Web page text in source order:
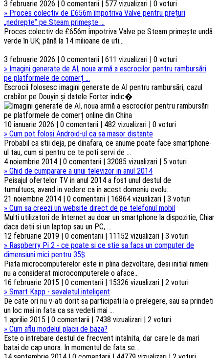
3 februarie 2026 | 0 comentarii | 577 vizualizari | 0 voturi
» Proces colectiv de £656m împotriva Valve pentru prețuri
„nedrepte” pe Steam primește ...
Proces colectiv de £656m împotriva Valve pe Steam primește undă
verde în UK; până la 14 milioane de uti...
3 februarie 2026 | 0 comentarii | 611 vizualizari | 0 voturi
» Imagini generate de AI, noua armă a escrocilor pentru rambursări
pe platformele de comerț ...
Escrocii folosesc imagini generate de AI pentru rambursări; cazul
crabilor pe Douyin și datele Forter indic�...
10 ianuarie 2026 | 0 comentarii | 482 vizualizari | 0 voturi
» Cum pot folosi Android-ul ca sa masor distante
Probabil ca stii deja, pe dinafara, ce anume poate face smartphone-
ul tau, cum si pentru ce te poti servi de ...
4 noiembrie 2014 | 0 comentarii | 32085 vizualizari | 5 voturi
» Ghid de cumparare a unui televizor in anul 2014
Peisajul ofertelor TV in anul 2014 a fost unul destul de
tumultuos, avand in vedere ca in acest domeniu evolu...
21 noiembrie 2014 | 0 comentarii | 16864 vizualizari | 3 voturi
» Cum sa creezi un website direct de pe telefonul mobil
Multi utilizatori de Internet au doar un smartphone la dispozitie, Chiar
daca detii si un laptop sau un PC, ...
12 februarie 2019 | 0 comentarii | 11152 vizualizari | 3 voturi
» Raspberry Pi 2 - ce poate si ce stie sa faca un computer de
dimensiuni mici pentru 35$
Piata microcomputerelor este in plina dezvoltare, desi initial nimeni
nu a considerat microcomputerele o aface...
16 februarie 2015 | 0 comentarii | 15326 vizualizari | 2 voturi
» Smart Kapp - sevaletul inteligent
De cate ori nu v-ati dorit sa participati la o prelegere, sau sa prindeti
un loc mai in fata ca sa vedeti mai ...
1 aprilie 2015 | 0 comentarii | 7438 vizualizari | 2 voturi
» Cum aflu modelul placii de baza?
Este o intrebare destul de frecvent intalnita, dar care le da mari
batai de cap unora. In momentul de fata se...